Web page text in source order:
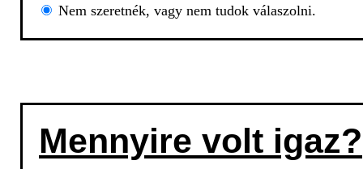
Nem szeretnék, vagy nem tudok válaszolni.
Mennyire volt igaz?